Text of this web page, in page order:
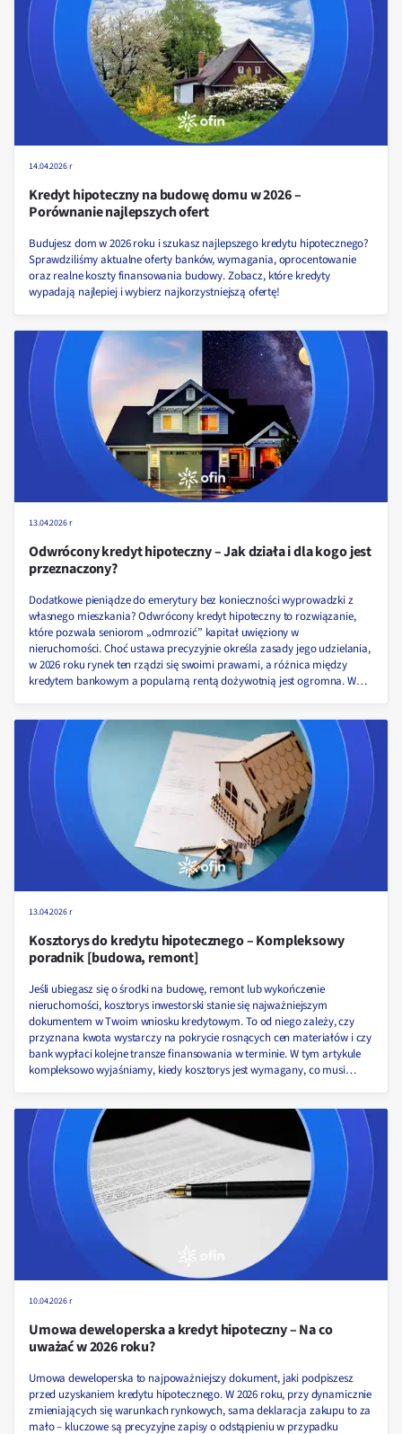
14.04.2026 r
Kredyt hipoteczny na budowę domu w 2026 –
Porównanie najlepszych ofert
Budujesz dom w 2026 roku i szukasz najlepszego kredytu hipotecznego?
Sprawdziliśmy aktualne oferty banków, wymagania, oprocentowanie
oraz realne koszty finansowania budowy. Zobacz, które kredyty
wypadają najlepiej i wybierz najkorzystniejszą ofertę!
13.04.2026 r
Odwrócony kredyt hipoteczny – Jak działa i dla kogo jest
przeznaczony?
Dodatkowe pieniądze do emerytury bez konieczności wyprowadzki z
własnego mieszkania? Odwrócony kredyt hipoteczny to rozwiązanie,
które pozwala seniorom „odmrozić” kapitał uwięziony w
nieruchomości. Choć ustawa precyzyjnie określa zasady jego udzielania,
w 2026 roku rynek ten rządzi się swoimi prawami, a różnica między
kredytem bankowym a popularną rentą dożywotnią jest ogromna. W
nieruchomością po śmierci właściciela. Sprawdź, czy to rozwiązanie jest
właśnie dla Ciebie!
13.04.2026 r
Kosztorys do kredytu hipotecznego – Kompleksowy
poradnik [budowa, remont]
Jeśli ubiegasz się o środki na budowę, remont lub wykończenie
nieruchomości, kosztorys inwestorski stanie się najważniejszym
dokumentem w Twoim wniosku kredytowym. To od niego zależy, czy
przyznana kwota wystarczy na pokrycie rosnących cen materiałów i czy
bank wypłaci kolejne transze finansowania w terminie. W tym artykule
kompleksowo wyjaśniamy, kiedy kosztorys jest wymagany, co musi
10.04.2026 r
Umowa deweloperska a kredyt hipoteczny – Na co
uważać w 2026 roku?
Umowa deweloperska to najpoważniejszy dokument, jaki podpiszesz
przed uzyskaniem kredytu hipotecznego. W 2026 roku, przy dynamicznie
zmieniających się warunkach rynkowych, sama deklaracja zakupu to za
mało – kluczowe są precyzyjne zapisy o odstąpieniu w przypadku